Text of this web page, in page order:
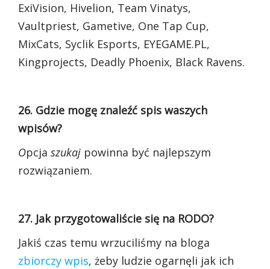
ExiVision, Hivelion, Team Vinatys,
Vaultpriest, Gametive, One Tap Cup,
MixCats, Syclik Esports, EYEGAME.PL,
Kingprojects, Deadly Phoenix, Black Ravens.
26. Gdzie mogę znaleźć spis waszych
wpisów?
Opcja szukaj powinna być najlepszym
rozwiązaniem.
27. Jak przygotowaliście się na RODO?
Jakiś czas temu wrzuciliśmy na bloga
zbiorczy wpis, żeby ludzie ogarnęli jak ich